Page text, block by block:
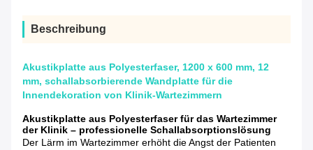
Beschreibung
Akustikplatte aus Polyesterfaser, 1200 x 600 mm, 12
mm, schallabsorbierende Wandplatte für die
Innendekoration von Klinik-Wartezimmern
Akustikplatte aus Polyesterfaser für das Wartezimmer
der Klinik – professionelle Schallabsorptionslösung
Der Lärm im Wartezimmer erhöht die Angst der Patienten